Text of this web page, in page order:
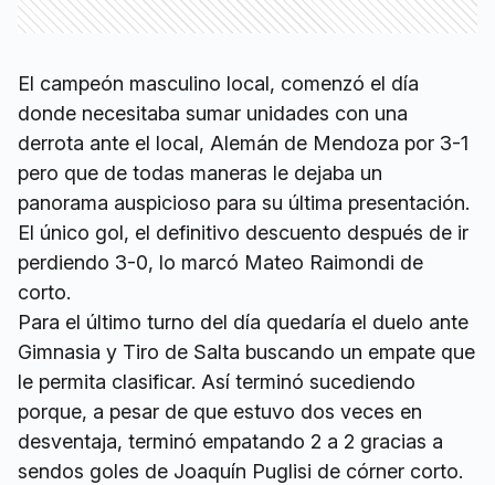
El campeón masculino local, comenzó el día
donde necesitaba sumar unidades con una
derrota ante el local, Alemán de Mendoza por 3-1
pero que de todas maneras le dejaba un
panorama auspicioso para su última presentación.
El único gol, el definitivo descuento después de ir
perdiendo 3-0, lo marcó Mateo Raimondi de
corto.
Para el último turno del día quedaría el duelo ante
Gimnasia y Tiro de Salta buscando un empate que
le permita clasificar. Así terminó sucediendo
porque, a pesar de que estuvo dos veces en
desventaja, terminó empatando 2 a 2 gracias a
sendos goles de Joaquín Puglisi de córner corto.